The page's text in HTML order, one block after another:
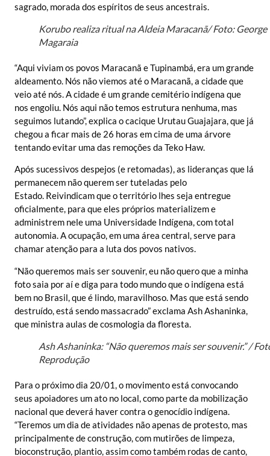
sagrado, morada dos espíritos de seus ancestrais.
Korubo realiza ritual na Aldeia Maracanã/ Foto: George
Magaraia
“Aqui viviam os povos Maracanã e Tupinambá, era um grande
aldeamento. Nós não viemos até o Maracanã, a cidade que
veio até nós. A cidade é um grande cemitério indígena que
nos engoliu. Nós aqui não temos estrutura nenhuma, mas
seguimos lutando”, explica o cacique Urutau Guajajara, que já
chegou a ficar mais de 26 horas em cima de uma árvore
tentando evitar uma das remoções da Teko Haw.
Após sucessivos despejos (e retomadas), as lideranças que lá
permanecem não querem ser tuteladas pelo
Estado. Reivindicam que o território lhes seja entregue
oficialmente, para que eles próprios materializem e
administrem nele uma Universidade Indígena, com total
autonomia. A ocupação, em uma área central, serve para
chamar atenção para a luta dos povos nativos.
“Não queremos mais ser souvenir, eu não quero que a minha
foto saia por aí e diga para todo mundo que o indígena está
bem no Brasil, que é lindo, maravilhoso. Mas que está sendo
destruído, está sendo massacrado” exclama Ash Ashaninka,
que ministra aulas de cosmologia da floresta.
Ash Ashaninka: “Não queremos mais ser souvenir.” /
Reprodução
Para o próximo dia 20/01, o movimento está convocando
seus apoiadores um ato no local, como parte da mobilização
nacional que deverá haver contra o genocídio indígena.
“Teremos um dia de atividades não apenas de protesto, mas
principalmente de construção, com mutirões de limpeza,
bioconstrução, plantio, assim como também rodas de canto,